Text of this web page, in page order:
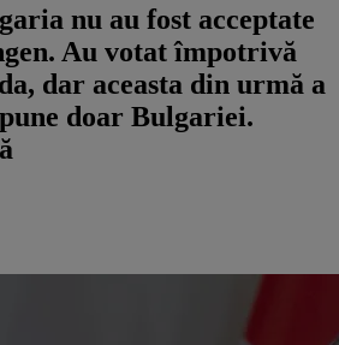
nu au fost acceptate
Au votat împotrivă
dar aceasta din urmă a
doar Bulgariei.